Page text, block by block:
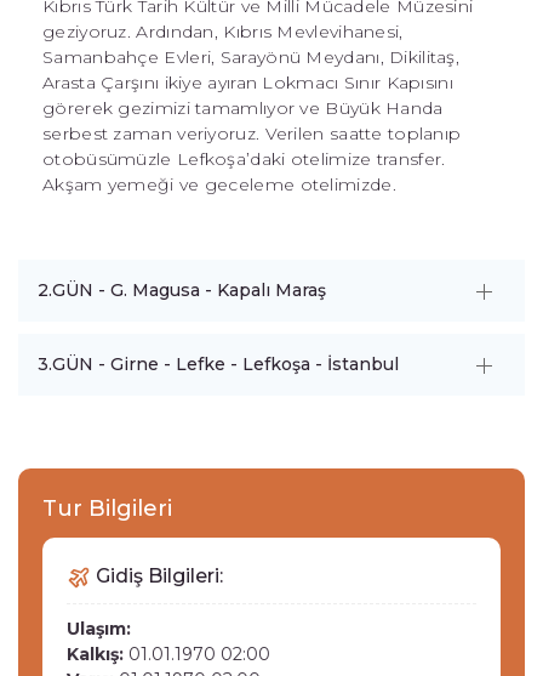
Kıbrıs Türk Tarih Kültür ve Milli Mücadele Müzesini
geziyoruz. Ardından, Kıbrıs Mevlevihanesi,
Samanbahçe Evleri, Sarayönü Meydanı, Dikilitaş,
Arasta Çarşını ikiye ayıran Lokmacı Sınır Kapısını
görerek gezimizi tamamlıyor ve Büyük Handa
serbest zaman veriyoruz. Verilen saatte toplanıp
otobüsümüzle Lefkoşa’daki otelimize transfer.
Akşam yemeği ve geceleme otelimizde.
2.GÜN - G. Magusa - Kapalı Maraş
3.GÜN - Girne - Lefke - Lefkoşa - İstanbul
Tur Bilgileri
Gidiş Bilgileri:
Ulaşım:
Kalkış: 01.01.1970 02:00